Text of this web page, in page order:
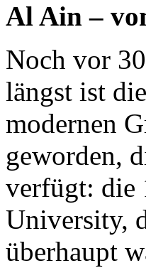
Al Ain –
Noch vor
längst ist
modernen
geworden,
verfügt: die
University,
überhaupt